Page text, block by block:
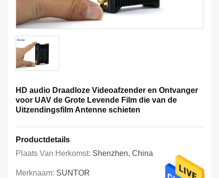
HD audio Draadloze Videoafzender en Ontvanger
voor UAV de Grote Levende Film die van de
Uitzendingsfilm Antenne schieten
Productdetails
Plaats Van Herkomst: Shenzhen, China
Merknaam: SUNTOR